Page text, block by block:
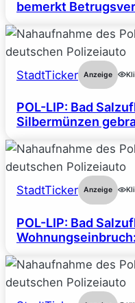
bemerkt
StadtTicker Anzeige
POL-LIP: Bad
Silbermünzen
StadtTicker Anzeige
POL-LIP: Bad